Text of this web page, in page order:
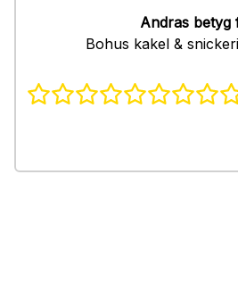
Andras betyg
Bohus kakel &